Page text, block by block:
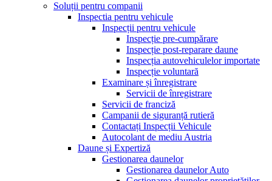
Soluții pentru companii
Inspectia pentru vehicule
Inspecții pentru vehicule
Inspecție pre-cumpărare
Inspecție post-reparare daune
Inspecția autovehiculelor importate
Inspecție voluntară
Examinare și înregistrare
Servicii de înregistrare
Servicii de franciză
Campanii de siguranță rutieră
Contactați Inspecții Vehicule
Autocolant de mediu Austria
Daune și Expertiză
Gestionarea daunelor
Gestionarea daunelor Auto